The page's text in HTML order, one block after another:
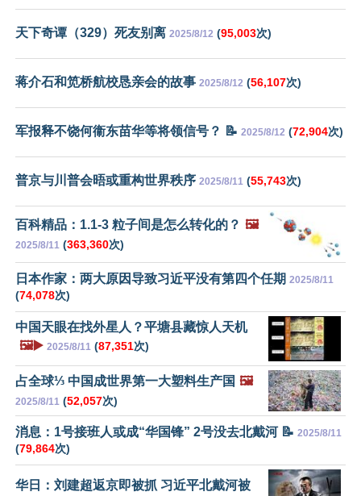
天下奇谭（329）死友别离 2025/8/12 (95,003次)
蒋介石和笕桥航校恳亲会的故事 2025/8/12 (56,107次)
军报释不饶何衞东苗华等将领信号？ 📝 2025/8/12 (72,904次)
普京与川普会晤或重构世界秩序 2025/8/11 (55,743次)
百科精品：1.1-3 粒子间是怎么转化的？ 🖼️
2025/8/11 (363,360次)
日本作家：两大原因导致习近平没有第四个任期 2025/8/11
(74,078次)
中国天眼在找外星人？平塘县藏惊人天机
🖼️▶️ 2025/8/11 (87,351次)
占全球⅓ 中国成世界第一大塑料生产国 🖼️
2025/8/11 (52,057次)
消息：1号接班人或成“华国锋” 2号没去北戴河 📝 2025/8/11
(79,864次)
华日：刘建超返京即被抓 习近平北戴河被